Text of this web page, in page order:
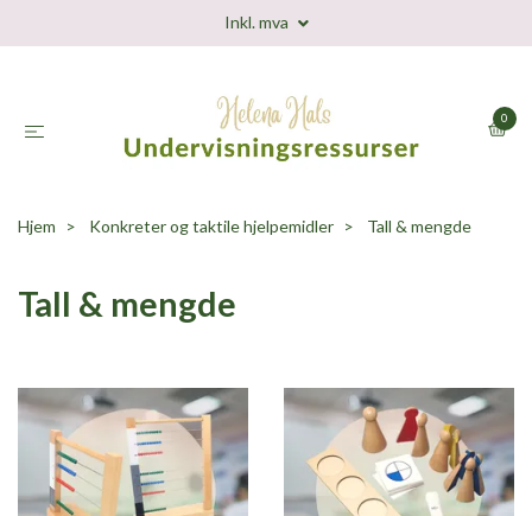
Inkl. mva
0
Hjem Konkreter og taktile hjelpemidler Tall & mengde
Tall & mengde